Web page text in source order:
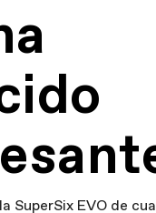
SuperSix EVO de